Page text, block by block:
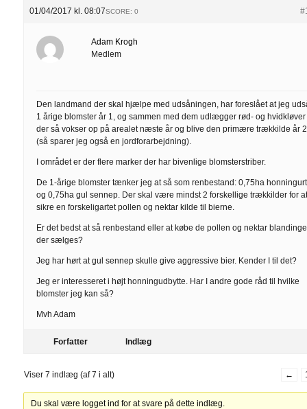
01/04/2017 kl. 08:07SCORE: 0
Adam Krogh
Medlem
Den landmand der skal hjælpe med udsåningen, har foreslået at jeg
1 årige blomster år 1, og sammen med dem udlægger rød- og hvidkløver
der så vokser op på arealet næste år og blive den primære trækkilde år 2
(så sparer jeg også en jordforarbejdning).
I området er der flere marker der har bivenlige blomsterstriber.
De 1-årige blomster tænker jeg at så som renbestand: 0,75ha honningurt
og 0,75ha gul sennep. Der skal være mindst 2 forskellige trækkilder for
sikre en forskeligartet pollen og nektar kilde til bierne.
Er det bedst at så renbestand eller at købe de pollen og nektar
der sælges?
Jeg har hørt at gul sennep skulle give aggressive bier. Kender I til det?
Jeg er interesseret i højt honningudbytte. Har I andre gode råd til hvilke
blomster jeg kan så?
Mvh Adam
Forfatter Indlæg
Viser 7 indlæg (af 7 i alt) ←
Du skal være logget ind for at svare på dette indlæg.